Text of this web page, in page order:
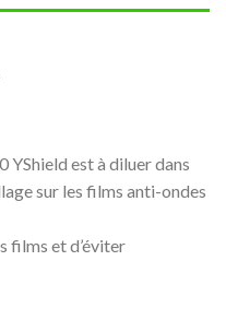
est à diluer dans
sur les films anti-ondes
films et d’éviter